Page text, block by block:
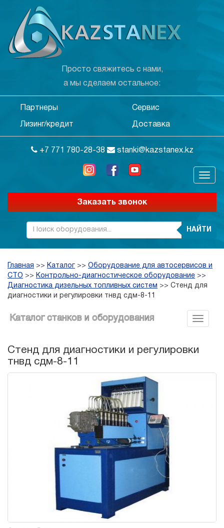
Просто свяжитесь с нами,
а мы сделаем остальное:
Партнеры Сервис
Лизинг/кредит Доставка
+7 771 780-28-38 stanki@kazstanex.kz
Заказать звонок
НАЙТИ
Главная >> Каталог >> Оборудование для автосервисов и
СТО >> Контрольно-диагностическое оборудование >>
Диагностика дизельных топливных систем >> Стенд для
диагностики и регулировки тнвд сдм-8-11
Каталог станков и оборудования
Стенд для диагностики и регулировки
тнвд сдм-8-11